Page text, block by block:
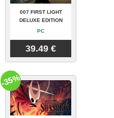
007 FIRST LIGHT
DELUXE EDITION
PC
39.49 €
-35%